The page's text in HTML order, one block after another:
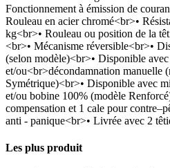
Fonctionnement à émission de
Rouleau en acier chromé<br>•
kg<br>• Rouleau ou position de la
<br>• Mécanisme réversible<br>•
(selon modèle)<br>• Disponible
et/ou<br>décondamnation manuelle
Symétrique)<br>• Disponible avec
et/ou bobine 100% (modèle
compensation et 1 cale pour
anti - panique<br>• Livrée avec 2
Les plus produit